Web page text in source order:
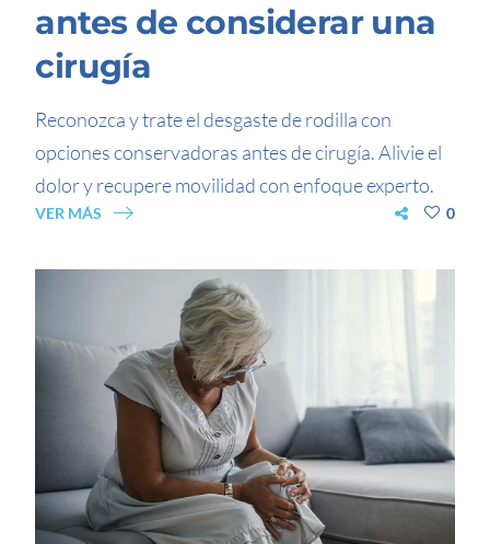
antes de considerar una
cirugía
Reconozca y trate el desgaste de rodilla con
opciones conservadoras antes de cirugía. Alivie el
dolor y recupere movilidad con enfoque experto.
VER MÁS 0